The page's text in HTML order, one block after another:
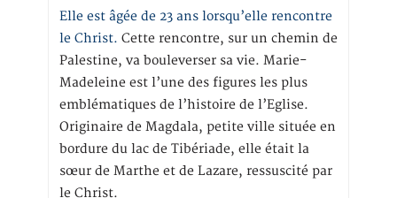
Elle est âgée de 23 ans lorsqu’elle rencontre
le Christ. Cette rencontre, sur un chemin de
Palestine, va bouleverser sa vie. Marie-
Madeleine est l’une des figures les plus
emblématiques de l’histoire de l’Eglise.
Originaire de Magdala, petite ville située en
bordure du lac de Tibériade, elle était la
sœur de Marthe et de Lazare, ressuscité par
le Christ.